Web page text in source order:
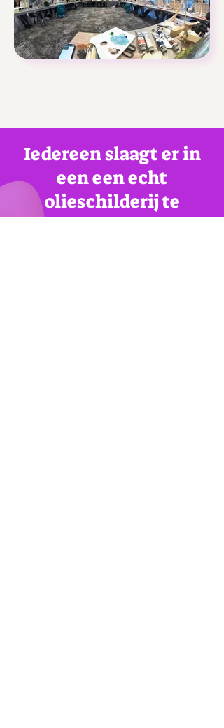
Iedereen slaagt er in
een een echt
olieschilderij te
maken van een